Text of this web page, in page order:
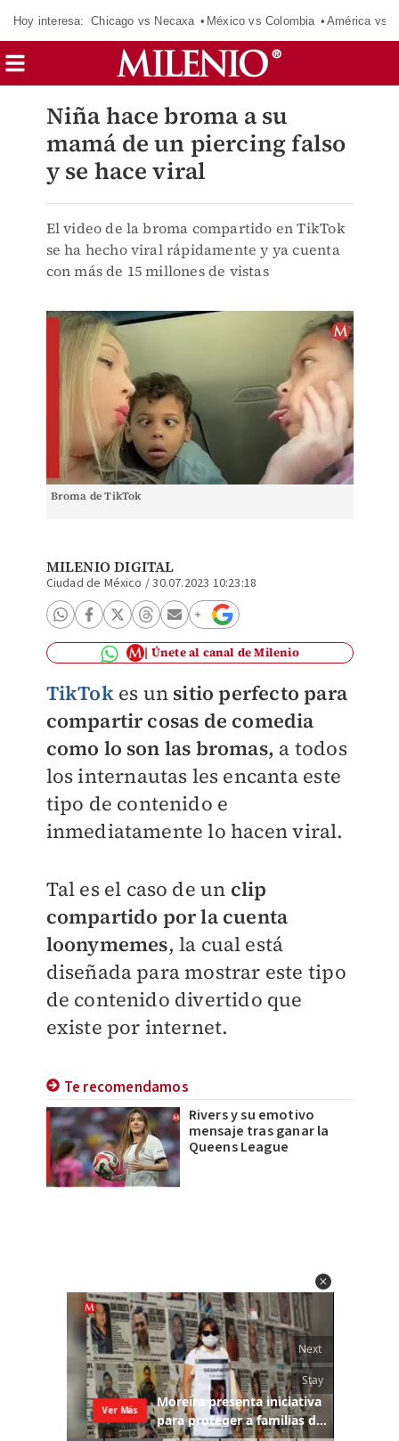
Hoy interesa: Chicago vs Necaxa México vs Colombia América vs
Niña hace broma a su
mamá de un piercing falso
y se hace viral
El video de la broma compartido en TikTok
se ha hecho viral rápidamente y ya cuenta
con más de 15 millones de vistas
Broma de TikTok
MILENIO DIGITAL
Ciudad de México /30.07.2023 10:23:18
Únete al canal de Milenio
TikTokes un sitio perfecto para
compartir cosas de comedia
como lo son las bromas, a todos
los internautas les encanta este
tipo de contenido e
inmediatamente lo hacen viral.
Tal es el caso de un clip
compartido por la cuenta
loonymemes, la cual está
diseñada para mostrar este tipo
de contenido divertido que
existe por internet.
Te recomendamos
Rivers y su emotivo
mensaje tras ganar la
Queens League